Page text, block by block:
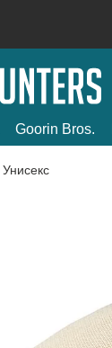
Goorin Bros.
Унисекс